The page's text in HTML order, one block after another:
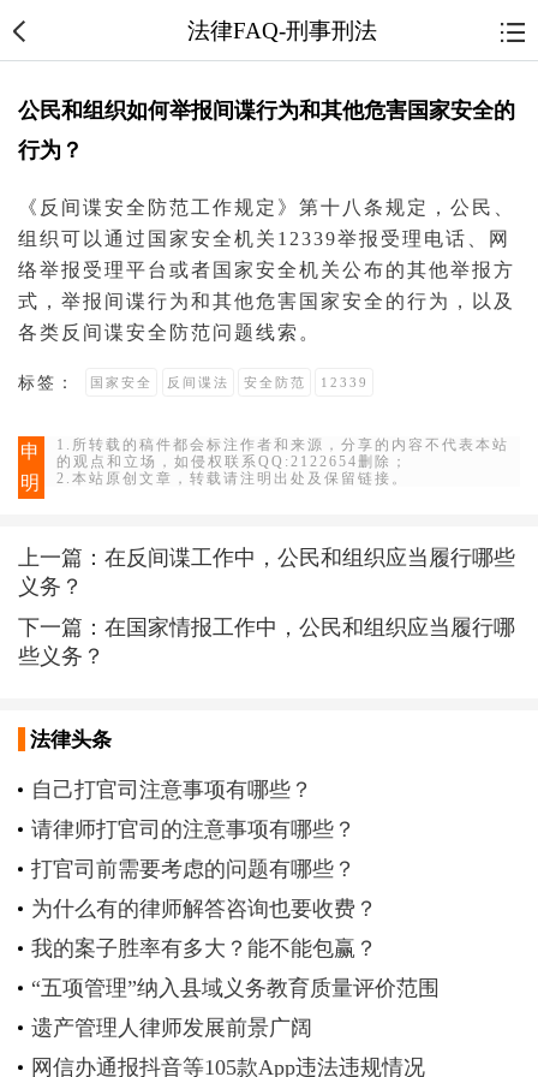
法律FAQ-刑事刑法
公民和组织如何举报间谍行为和其他危害国家安全的
行为？
《反 间谍安全防范工作规定》第十八条规定，公民
组织可以通过 国家安全机关12339举报受理电话、网
络举报受理平台或者国家安全机关公布的其他举报方
式，举报间谍行为和其他危害国家安全 的行为，以及
各类反间谍安全防范问题线索。
标签： 国家安全 反间谍法 安全防范 12339
申
明
1.所转载的稿件都会标注作者和来源，分享的内容不代表本站
的观点和立场，如侵权联系QQ:2122654删除；
2.本站原创文章，转载请注明出处及保留链接。
上一篇：在反间谍工作中，公民和组织应当履行哪些
义务？
下一篇：在国家情报工作中，公民和组织应当履行哪
些义务？
法律头条
自己打官司注意事项有哪些？
请律师打官司的注意事项有哪些？
打官司前需要考虑的问题有哪些？
为什么有的律师解答咨询也要收费？
我的案子胜率有多大？能不能包赢？
“五项管理”纳入县域义务教育质量评价范围
遗产管理人律师发展前景广阔
网信办通报抖音等105款App违法违规情况